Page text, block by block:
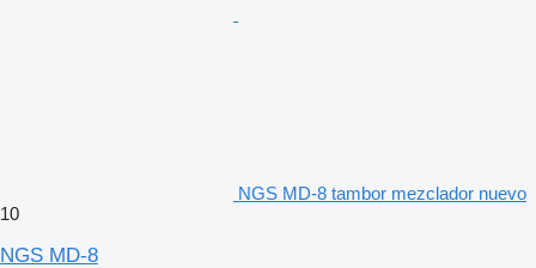
NGS MD-8 tambor mezclador nuevo
10
NGS MD-8